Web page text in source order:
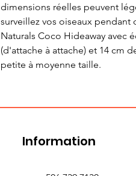
dimensions réelles peuvent
surveillez vos oiseaux
Naturals Coco Hideaway avec
(d'attache à attache) et 14 cm
petite à moyenne taille.
Information